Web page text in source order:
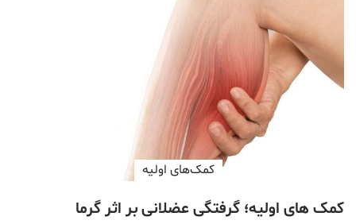
کمک‌های اولیه
کمک های اولیه؛ گرفتگی عضلانی بر اثر گرما